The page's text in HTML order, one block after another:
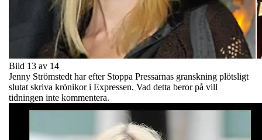
Bild 13 av 14
Jenny Strömstedt har efter Stoppa Pressarnas granskning plötsligt
slutat skriva krönikor i Expressen. Vad detta beror på vill
tidningen inte kommentera.